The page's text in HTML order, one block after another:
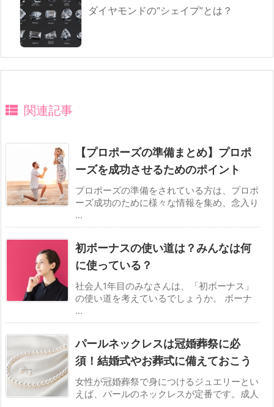
ダイヤモンドの“シェイプ”とは？
関連記事
【プロポーズの準備まとめ】プロポ
ーズを成功させるためのポイント
プロポーズの準備をされている方は、プロポ
ーズ成功のために様々な情報を集め、念入り
...
初ボーナスの使い道は？みんなは何
に使っている？
社会人1年目のみなさんは、「初ボーナス」
の使い道を考えているでしょうか。 ボーナ
...
パールネックレスは冠婚葬祭に必
須！結婚式やお葬式に備えておこう
女性が冠婚葬祭で身につけるジュエリーとい
えば、パールのネックレスが定番です。成人